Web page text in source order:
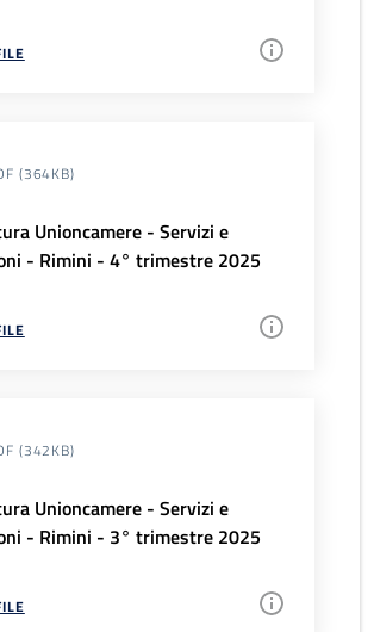
(364KB)
Unioncamere - Servizi e
- Rimini - 4° trimestre 2025
(342KB)
Unioncamere - Servizi e
- Rimini - 3° trimestre 2025